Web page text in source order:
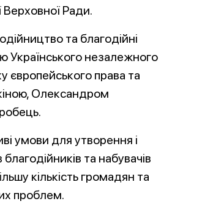
Верховної Ради.
та благодійні
Українського незалежного
європейського права та
Олександром
умови для утворення і
та набувачів
кількість громадян та
проблем.